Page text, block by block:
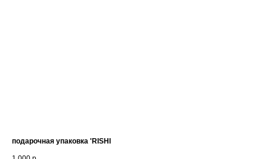
подарочная упаковка 'RISHI